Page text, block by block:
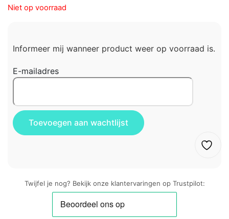
Niet op voorraad
Informeer mij wanneer product weer op voorraad is.
E-mailadres
Twijfel je nog? Bekijk onze klantervaringen op Trustpilot: